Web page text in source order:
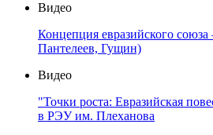
Видео
Концепция евразийского союза
Пантелеев, Гущин)
Видео
"Точки роста: Евразийская
в РЭУ им. Плеханова